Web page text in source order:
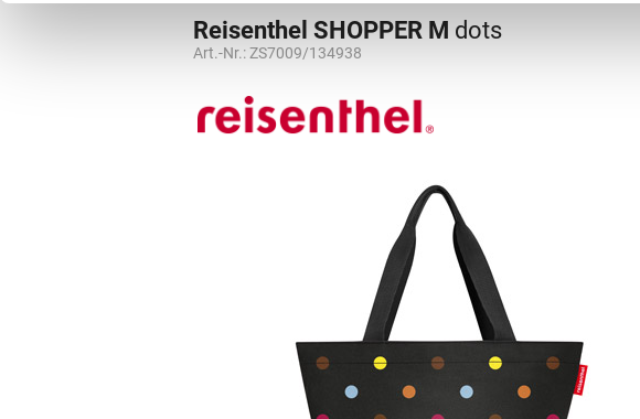
Reisenthel SHOPPER M dots
Art.-Nr.:ZS7009/134938